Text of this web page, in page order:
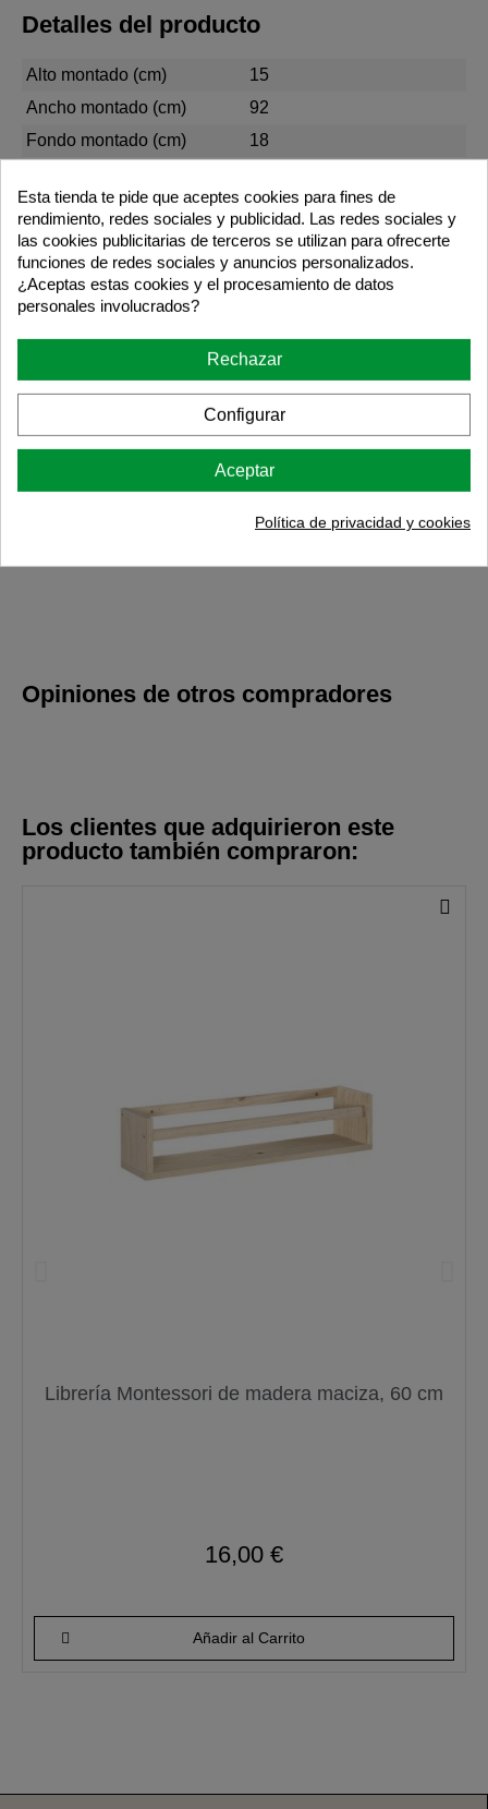
Detalles del producto
Alto montado (cm)
15
Ancho montado (cm)
92
Fondo montado (cm)
18
Ancho Packing (cm)
21
Alto Packing (cm)
4
Peso (kg)
2,07
Resistencia (Kg)
Garantía años
5
SI
BARNIZAR
Colección
TRIANGLE
Opiniones de otros compradores
Los clientes que adquirieron este
producto también compraron:
Librería Montessori de madera maciza, 60 cm
16,00 €
Añadir al Carrito
Esta tienda te pide que aceptes cookies para fines de
rendimiento, redes sociales y publicidad. Las redes sociales y
las cookies publicitarias de terceros se utilizan para ofrecerte
funciones de redes sociales y anuncios personalizados.
¿Aceptas estas cookies y el procesamiento de datos
personales involucrados?
Rechazar
Configurar
Aceptar
Política de privacidad y cookies